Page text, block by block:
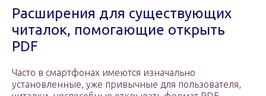
Расширения для существующих
читалок, помогающие открыть
PDF
Часто в смартфонах имеются изначально
установленные, уже привычные для пользователя,